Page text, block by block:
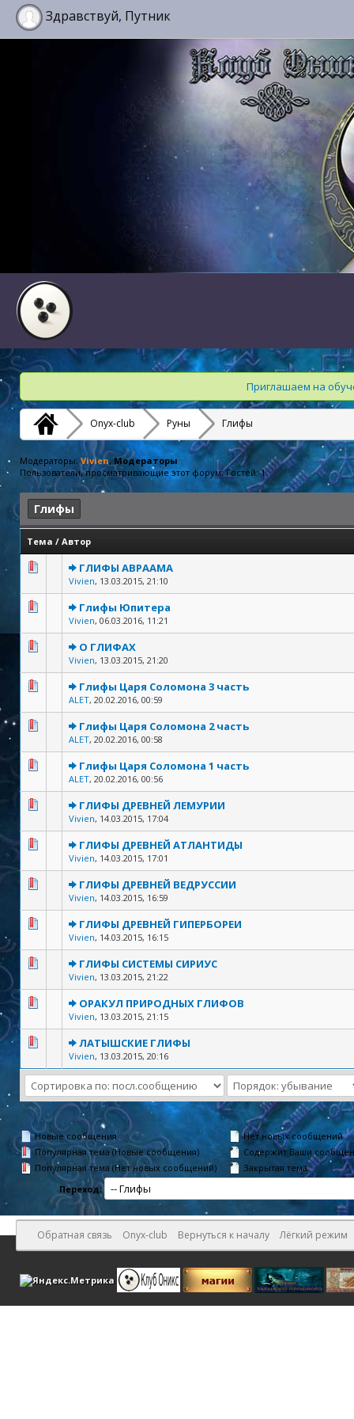
Здравствуй, Путник
Приглашаем на
Onyx-club Руны Глифы
Модераторы: Vivien, Модераторы
Пользователи, просматривающие этот форум: Гостей: 1
Глифы
Тема / Автор
ГЛИФЫ АВРААМА
Vivien, 13.03.2015, 21:10
Глифы Юпитера
Vivien, 06.03.2016, 11:21
О ГЛИФАХ
Vivien, 13.03.2015, 21:20
Глифы Царя Соломона 3 часть
ALET, 20.02.2016, 00:59
Глифы Царя Соломона 2 часть
ALET, 20.02.2016, 00:58
Глифы Царя Соломона 1 часть
ALET, 20.02.2016, 00:56
ГЛИФЫ ДРЕВНЕЙ ЛЕМУРИИ
Vivien, 14.03.2015, 17:04
ГЛИФЫ ДРЕВНЕЙ АТЛАНТИДЫ
Vivien, 14.03.2015, 17:01
ГЛИФЫ ДРЕВНЕЙ ВЕДРУССИИ
Vivien, 14.03.2015, 16:59
ГЛИФЫ ДРЕВНЕЙ ГИПЕРБОРЕИ
Vivien, 14.03.2015, 16:15
ГЛИФЫ СИСТЕМЫ СИРИУС
Vivien, 13.03.2015, 21:22
ОРАКУЛ ПРИРОДНЫХ ГЛИФОВ
Vivien, 13.03.2015, 21:15
ЛАТЫШСКИЕ ГЛИФЫ
Vivien, 13.03.2015, 20:16
Новые сообщения
Популярная тема (Новые сообщения)
Популярная тема (Нет новых сообщений)
Нет новых сообщений
Содержит Ваши
Закрытая тема
Переход:
Обратная связь Onyx-club Вернуться к началу Лёгкий режим